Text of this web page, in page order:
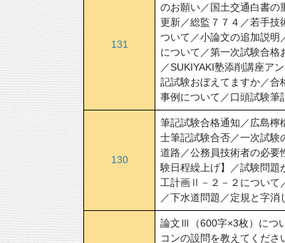
131
のお願い／国土交通白書の
更新／総監７７４／若手技
ついて／小論文の追加説明
について／第一次試験合格
／SUKIYAKI塾添削講座ア
記試験おぼえてますか／
事例について／口頭試験
130
筆記試験合格通知／広島檸
士筆記試験合否／一次試験
道路／公務員技術者の必要
験日程繰上げ】／試験問
工計画Ⅱ－２－２について
／下水道問題／定規と字消
論文Ⅲ（600字×3枚）につ
コンの設問を教えてくだ